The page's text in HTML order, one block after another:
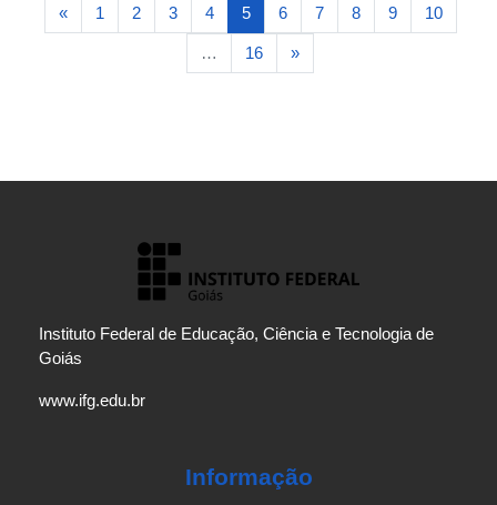
«Página anterior
1 2 3 4 5(atual)
6 7 8 9 10
… 16 »Próxima página
Instituto Federal de Educação, Ciência e Tecnologia de
Goiás
www.ifg.edu.br
Informação